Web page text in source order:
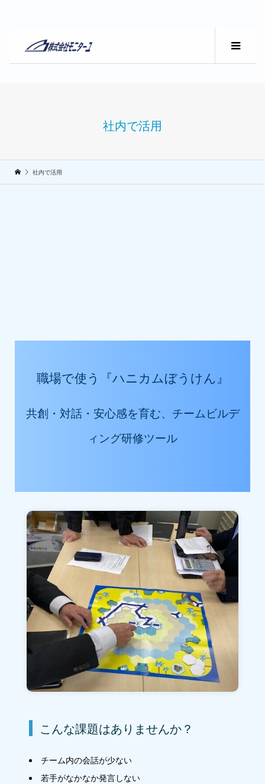
社内で活用
社内で活用
職場で使う『ハニカムぼうけん』
共創・対話・安心感を育む、チームビルデ
ィング研修ツール
こんな課題はありませんか？
チーム内の会話が少ない
若手がなかなか発言しない